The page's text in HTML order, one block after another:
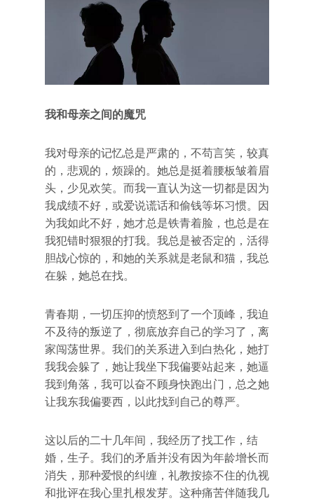
我和母亲之间的魔咒
我对母亲的记忆总是严肃的，不苟言笑，较真
的，悲观的，烦躁的。她总是挺着腰板皱着眉
头，少见欢笑。而我一直认为这一切都是因为
我成绩不好，或爱说谎话和偷钱等坏习惯。因
为我如此不好，她才总是铁青着脸，也总是在
我犯错时狠狠的打我。我总是被否定的，活得
胆战心惊的，和她的关系就是老鼠和猫，我总
在躲，她总在找。
青春期，一切压抑的愤怒到了一个顶峰，我迫
不及待的叛逆了，彻底放弃自己的学习了，离
家闯荡世界。我们的关系进入到白热化，她打
我我会躲了，她让我坐下我偏要站起来，她逼
我到角落，我可以奋不顾身快跑出门，总之她
让我东我偏要西，以此找到自己的尊严。
这以后的二十几年间，我经历了找工作，结
婚，生子。我们的矛盾并没有因为年龄增长而
消失，那种爱恨的纠缠，礼教按捺不住的仇视
和批评在我心里扎根发芽。这种痛苦伴随我几